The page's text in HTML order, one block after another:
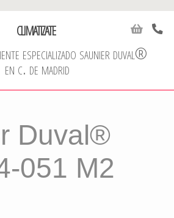
CLIMATIZATE
especializado saunier duval®
en c. de madrid
Duval®
051 M2